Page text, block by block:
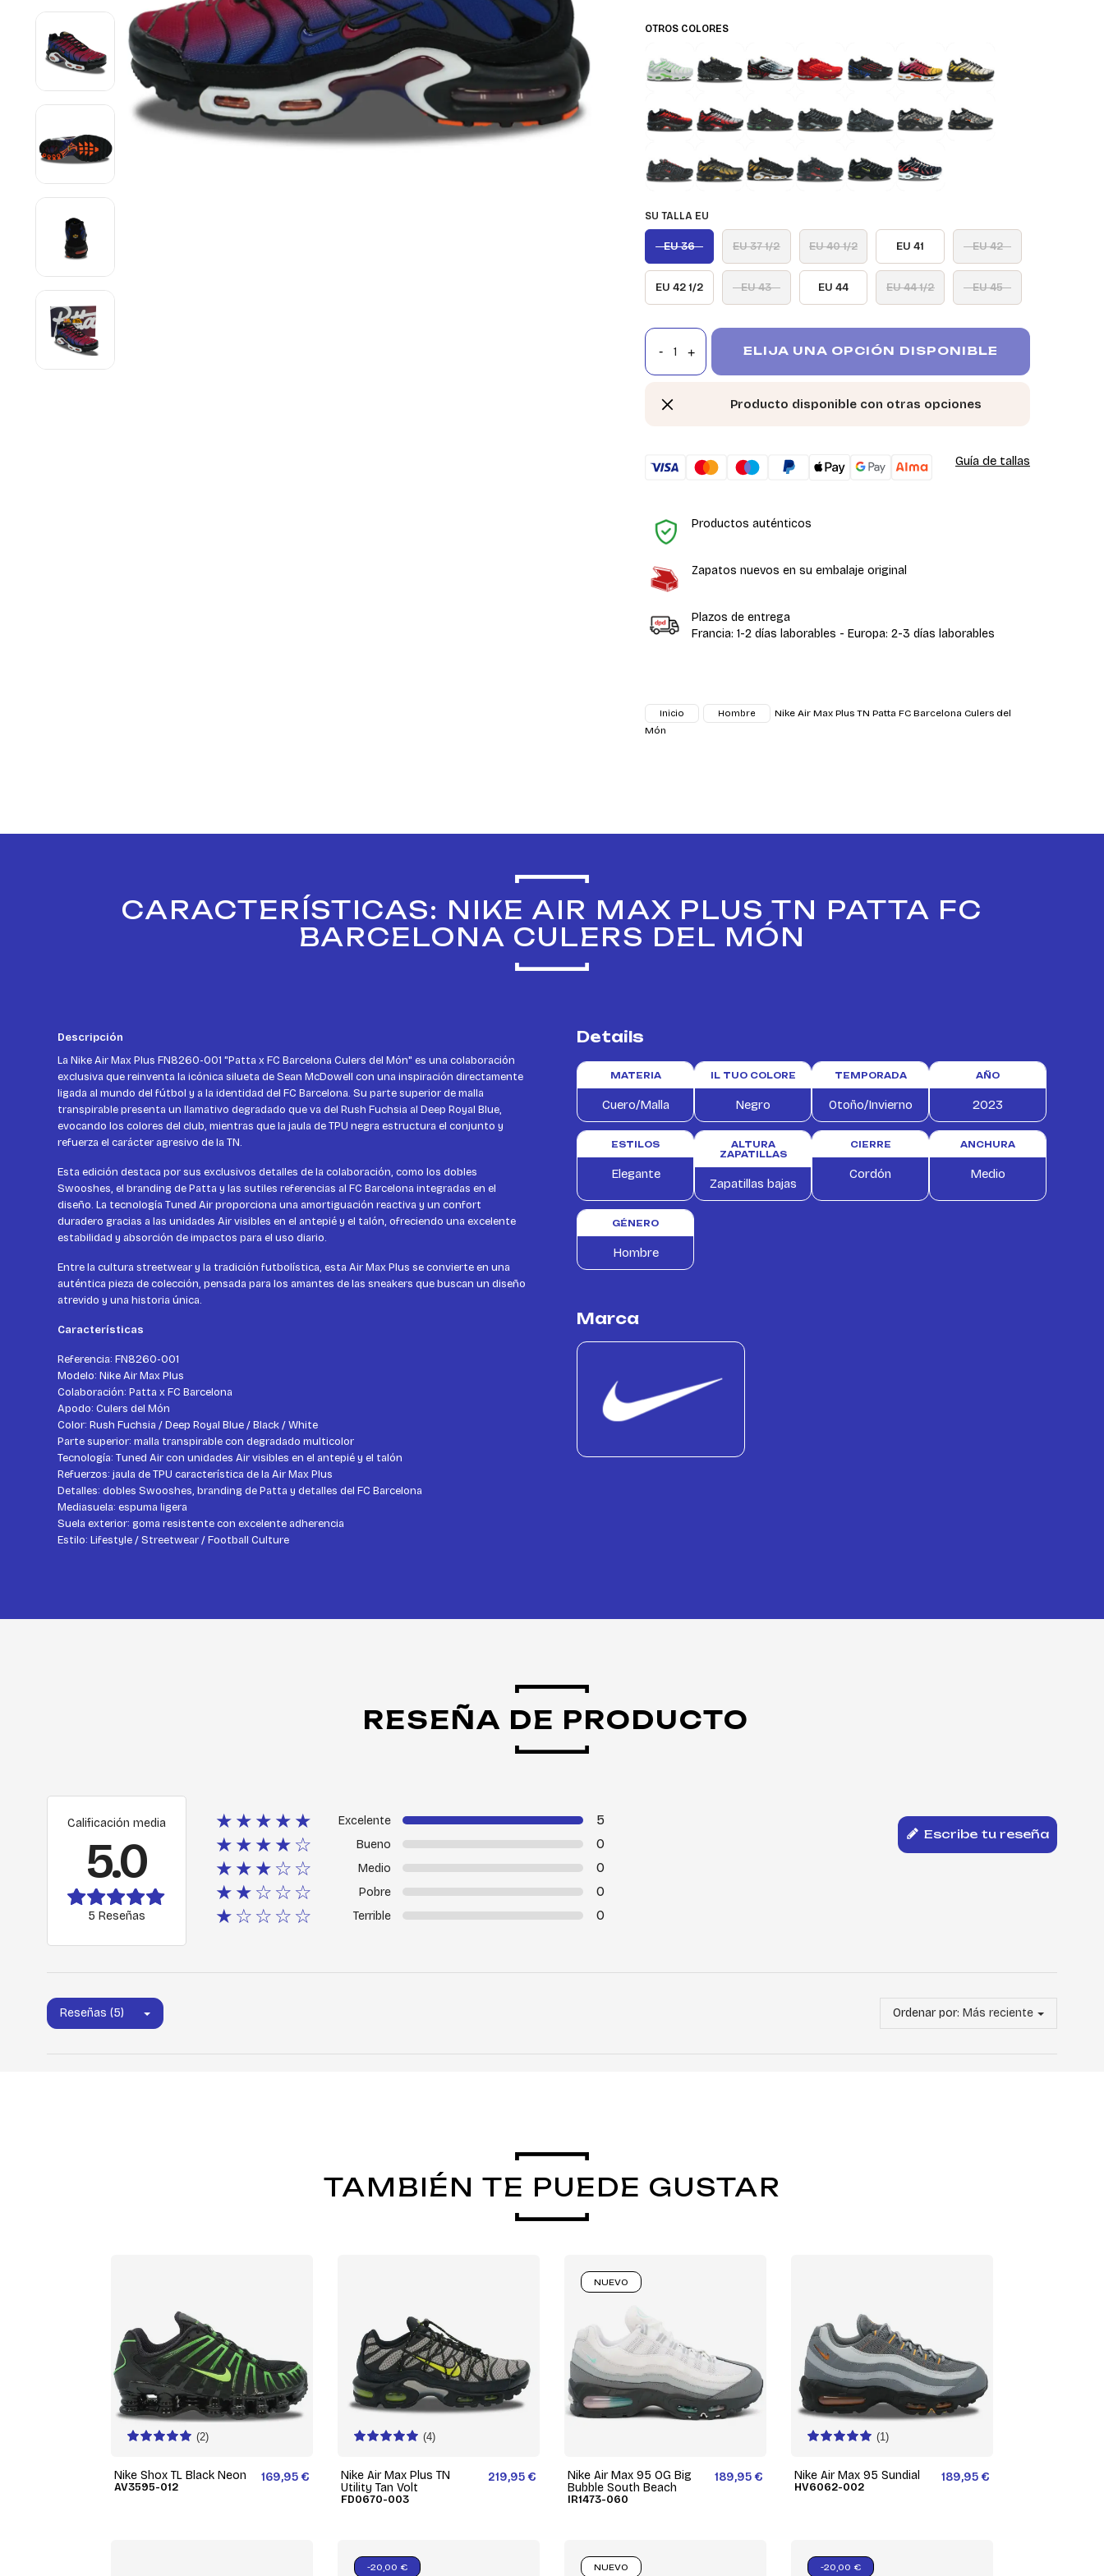
OTROS COLORES
SU TALLA EU
EU 36 EU 37 1/2 EU 40 1/2 EU 41 EU 42
EU 42 1/2 EU 43 EU 44 EU 44 1/2 EU 45
ELIJA UNA OPCIÓN DISPONIBLE
Producto disponible con otras opciones
Guía de tallas
Productos auténticos
Zapatos nuevos en su embalaje original
Plazos de entrega
Francia: 1-2 días laborables - Europa: 2-3 días laborables
Inicio Hombre
Nike Air Max Plus TN Patta FC Barcelona Culers del
Món
CARACTERÍSTICAS: NIKE AIR MAX PLUS TN PATTA FC
BARCELONA CULERS DEL MÓN
Descripción
La Nike Air Max Plus FN8260-001 "Patta x FC Barcelona Culers del Món" es una colaboración
exclusiva que reinventa la icónica silueta de Sean McDowell con una inspiración directamente
ligada al mundo del fútbol y a la identidad del FC Barcelona. Su parte superior de malla
transpirable presenta un llamativo degradado que va del Rush Fuchsia al Deep Royal Blue,
evocando los colores del club, mientras que la jaula de TPU negra estructura el conjunto y
refuerza el carácter agresivo de la TN.
Esta edición destaca por sus exclusivos detalles de la colaboración, como los dobles
Swooshes, el branding de Patta y las sutiles referencias al FC Barcelona integradas en el
diseño. La tecnología Tuned Air proporciona una amortiguación reactiva y un confort
duradero gracias a las unidades Air visibles en el antepié y el talón, ofreciendo una excelente
estabilidad y absorción de impactos para el uso diario.
Entre la cultura streetwear y la tradición futbolística, esta Air Max Plus se convierte en una
auténtica pieza de colección, pensada para los amantes de las sneakers que buscan un diseño
atrevido y una historia única.
Características
Referencia: FN8260-001
Modelo: Nike Air Max Plus
Colaboración: Patta x FC Barcelona
Apodo: Culers del Món
Color: Rush Fuchsia / Deep Royal Blue / Black / White
Parte superior: malla transpirable con degradado multicolor
Tecnología: Tuned Air con unidades Air visibles en el antepié y el talón
Refuerzos: jaula de TPU característica de la Air Max Plus
Detalles: dobles Swooshes, branding de Patta y detalles del FC Barcelona
Mediasuela: espuma ligera
Suela exterior: goma resistente con excelente adherencia
Estilo: Lifestyle / Streetwear / Football Culture
Details
MATERIA
Cuero/Malla
IL TUO COLORE
Negro
TEMPORADA
Otoño/Invierno
AÑO
2023
ESTILOS
Elegante
ALTURA
ZAPATILLAS
Zapatillas bajas
CIERRE
Cordón
ANCHURA
Medio
GÉNERO
Hombre
Marca
RESEÑA DE PRODUCTO
Calificación media
5.0
5 Reseñas
★★★★★ Excelente 5
★★★★☆ Bueno 0
★★★☆☆ Medio 0
★★☆☆☆ Pobre 0
★☆☆☆☆ Terrible 0
Escribe tu reseña
Reseñas (5) Ordenar por: Más reciente
TAMBIÉN TE PUEDE GUSTAR
(2)
Nike Shox TL Black Neon
AV3595-012
169,95 €
(4)
Nike Air Max Plus TN
Utility Tan Volt
FD0670-003
219,95 €
Nike Air Max 95 OG Big
Bubble South Beach
IR1473-060
189,95 €
NUEVO
(1)
Nike Air Max 95 Sundial
HV6062-002
189,95 €
-20,00 € NUEVO -20,00 €